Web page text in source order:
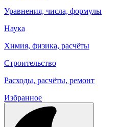
Уравнения, числа, формулы
Наука
Химия, физика, расчёты
Строительство
Расходы, расчёты, ремонт
Избранное